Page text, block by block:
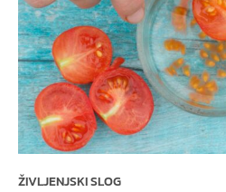
ŽIVLJENJSKI SLOG